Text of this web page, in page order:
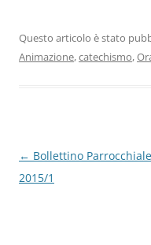
Questo articolo è stato
Animazione,catechismo,
Navigazione
articolo
← Bollettino Parrocchiale
2015/1